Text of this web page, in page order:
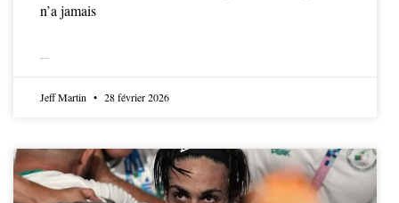
n’a jamais
Jeff Martin 28 février 2026